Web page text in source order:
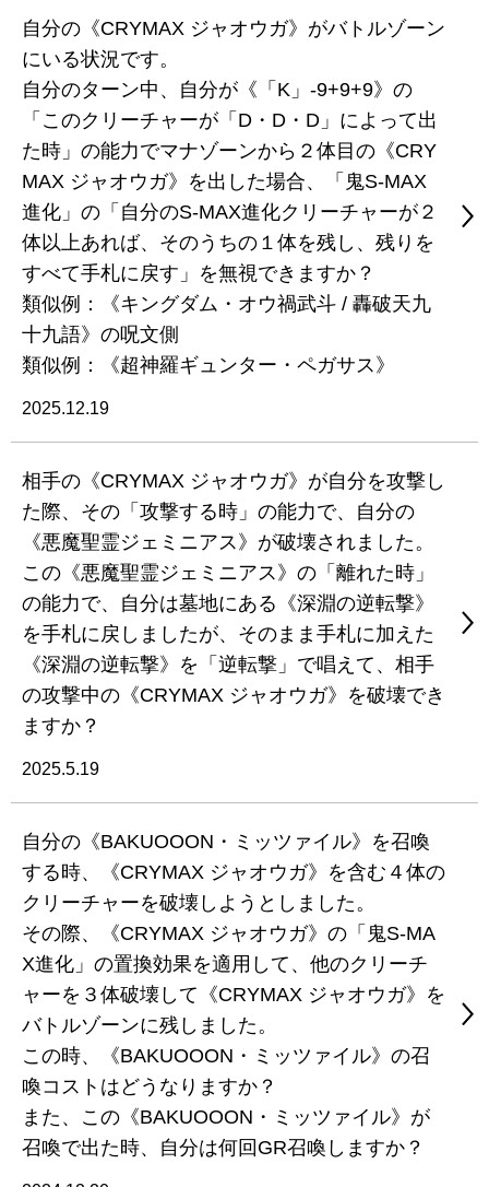
自分の《CRYMAX ジャオウガ》がバトルゾーン
にいる状況です。
自分のターン中、自分が《「K」-9+9+9》の
「このクリーチャーが「D・D・D」によって出
た時」の能力でマナゾーンから２体目の《CRY
MAX ジャオウガ》を出した場合、「鬼S-MAX
進化」の「自分のS-MAX進化クリーチャーが２
体以上あれば、そのうちの１体を残し、残りを
すべて手札に戻す」を無視できますか？
類似例：《キングダム・オウ禍武斗 / 轟破天九
十九語》の呪文側
類似例：《超神羅ギュンター・ペガサス》
2025.12.19
相手の《CRYMAX ジャオウガ》が自分を攻撃し
た際、その「攻撃する時」の能力で、自分の
《悪魔聖霊ジェミニアス》が破壊されました。
この《悪魔聖霊ジェミニアス》の「離れた時」
の能力で、自分は墓地にある《深淵の逆転撃》
を手札に戻しましたが、そのまま手札に加えた
《深淵の逆転撃》を「逆転撃」で唱えて、相手
の攻撃中の《CRYMAX ジャオウガ》を破壊でき
ますか？
2025.5.19
自分の《BAKUOOON・ミッツァイル》を召喚
する時、《CRYMAX ジャオウガ》を含む４体の
クリーチャーを破壊しようとしました。
その際、《CRYMAX ジャオウガ》の「鬼S-MA
X進化」の置換効果を適用して、他のクリーチ
ャーを３体破壊して《CRYMAX ジャオウガ》を
バトルゾーンに残しました。
この時、《BAKUOOON・ミッツァイル》の召
喚コストはどうなりますか？
また、この《BAKUOOON・ミッツァイル》が
召喚で出た時、自分は何回GR召喚しますか？